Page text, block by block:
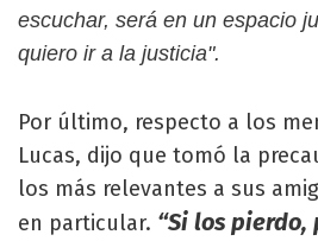
escuchar, será en un espacio
quiero ir a la justicia".
Por último, respecto a los
Lucas, dijo que tomó la
los más relevantes a sus
en particular. “Si los pierdo,